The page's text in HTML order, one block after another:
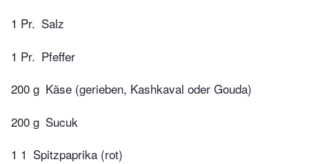
1 Pr. Salz
1 Pr. Pfeffer
200 g Käse (gerieben, Kashkaval oder Gouda)
200 g Sucuk
1 1 Spitzpaprika (rot)